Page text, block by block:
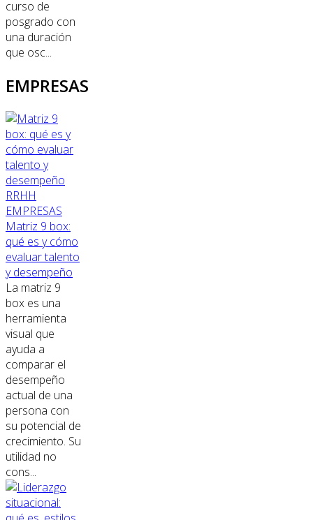
curso de
posgrado con
una duración
que osc...
EMPRESAS
RRHH
EMPRESAS
Matriz 9 box:
qué es y cómo
evaluar talento
y desempeño
La matriz 9
box es una
herramienta
visual que
ayuda a
comparar el
desempeño
actual de una
persona con
su potencial de
crecimiento. Su
utilidad no
cons...